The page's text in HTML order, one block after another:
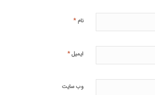
نام *
ایمیل*
وب‌ سایت